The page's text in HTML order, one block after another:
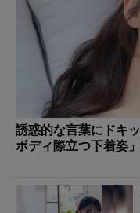
誘惑的な言葉にドキ
ボディ際立つ下着姿